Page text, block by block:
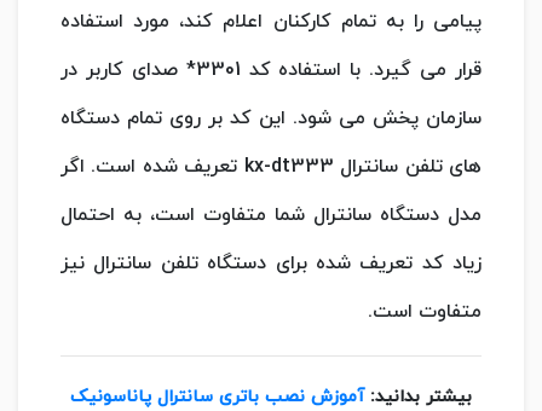
پیامی را به تمام کارکنان اعلام کند، مورد استفاده
قرار می گیرد. با استفاده کد 3301* صدای کاربر در
سازمان پخش می شود. این کد بر روی تمام دستگاه
های تلفن سانترال kx-dt333 تعریف شده است. اگر
مدل دستگاه سانترال شما متفاوت است، به احتمال
زیاد کد تعریف شده برای دستگاه تلفن سانترال نیز
متفاوت است.
بیشتر بدانید:آموزش نصب باتری سانترال پاناسونیک